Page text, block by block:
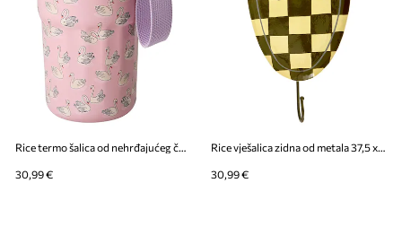
Rice termo šalica od nehrđajućeg čelika 550 ml
30,99 €
Rice vješalica zidna od metala 37,5 x 16 x 5 cm
30,99 €